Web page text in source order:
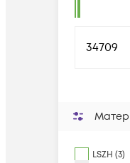
LSZH (3)